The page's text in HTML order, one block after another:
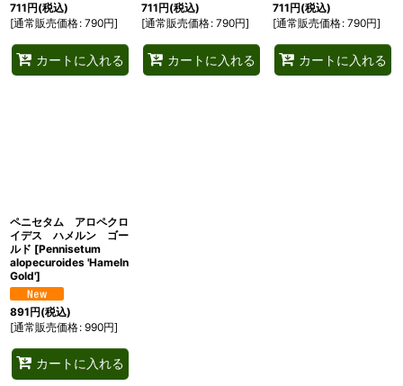
711円(税込)
[通常販売価格: 790円]
カートに入れる
711円(税込)
[通常販売価格: 790円]
カートに入れる
711円(税込)
[通常販売価格: 790円]
カートに入れる
ペニセタム アロペクロ
イデス ハメルン ゴー
ルド [Pennisetum
alopecuroides 'Hameln
Gold']
891円(税込)
[通常販売価格: 990円]
カートに入れる